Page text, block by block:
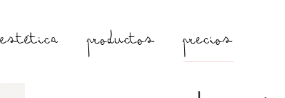
ESTÉTICA PRODUCTOS
PRECIOS